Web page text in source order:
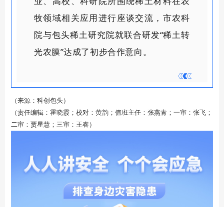
牧领域相关应用进行座谈交流，市农科
院与包头稀土研究院就联合研发“稀土转
光农膜”达成了初步合作意向。
（来源：科创包头）
（责任编辑：霍晓霞；校对：黄韵；值班主任：张燕青；一审：张飞；
二审：贾星慧；三审：王睿）